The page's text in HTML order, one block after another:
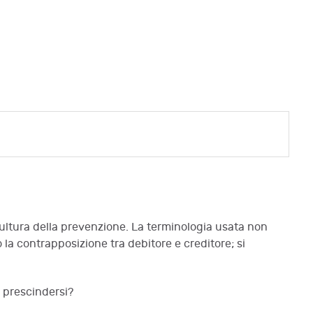
della prevenzione. La terminologia usata non
contrapposizione tra debitore e creditore; si